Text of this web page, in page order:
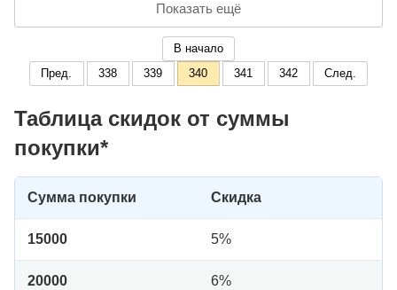
Показать ещё
В начало
Пред.
338 339 340 341 342 След.
Таблица скидок от суммы
покупки*
Сумма покупки Скидка
15000 5%
20000 6%